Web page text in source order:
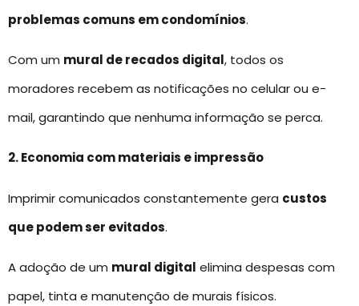
problemas comuns em condomínios.
Com um mural de recados digital, todos os
moradores recebem as notificações no celular ou e-
mail, garantindo que nenhuma informação se perca.
2. Economia com materiais e impressão
Imprimir comunicados constantemente gera custos
que podem ser evitados.
A adoção de um mural digital elimina despesas com
papel, tinta e manutenção de murais físicos.